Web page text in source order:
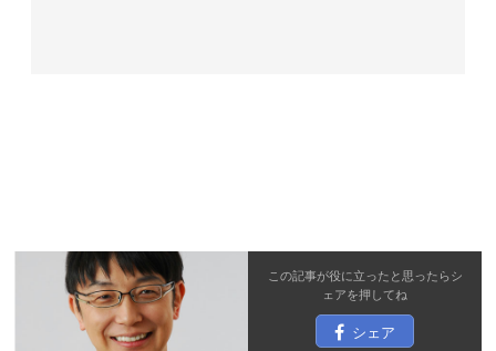
この記事が役に立ったと思ったらシ
ェアを押してね
シェア